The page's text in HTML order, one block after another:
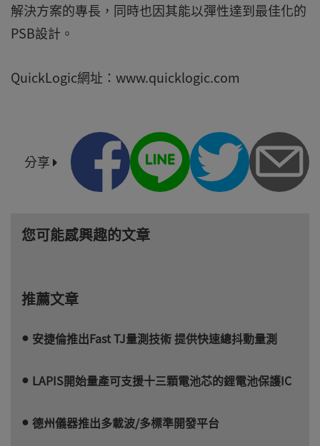
解決方案的專長，同時也因其能以彈性達到最佳化的
PSB設計。
QuickLogic網址：www.quicklogic.com
分享
您可能感興趣的文章
推薦文章
安捷倫推出Fast TJ量測技術 提供快速總抖動量測
LAPIS開始量產可支援十三顆電池芯的鋰電池保護IC
德州儀器推出多載波/多標準開發平台